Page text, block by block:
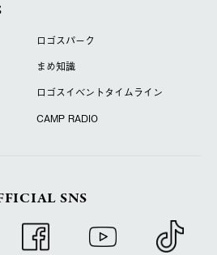
ロゴスパーク
まめ知識
ロゴスイベントタイムライン
CAMP RADIO
SNS